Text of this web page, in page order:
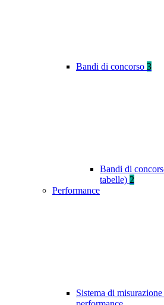
Bandi di concorso 3
Bandi di
tabelle) 2
Performance
Sistema di